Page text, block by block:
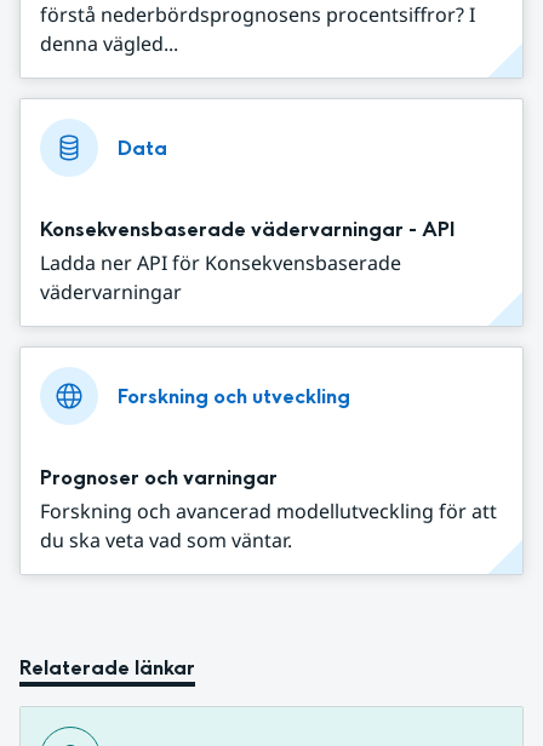
förstå nederbördsprognosens procentsiffror? I
denna vägled...
Data
Konsekvensbaserade vädervarningar - API
Ladda ner API för Konsekvensbaserade
vädervarningar
Forskning och utveckling
Prognoser och varningar
Forskning och avancerad modellutveckling för att
du ska veta vad som väntar.
Relaterade länkar